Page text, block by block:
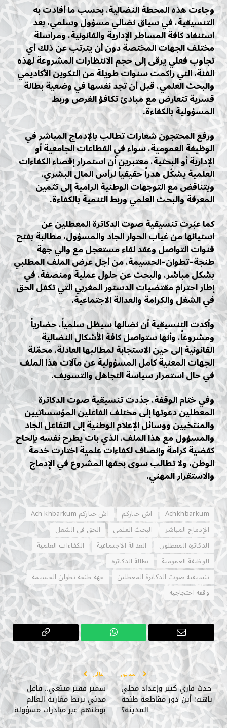
وجاءت هذه المحطة النضالية، بحسب ما أفادت به
التنسيقية، في سياق نضالي مسؤول وسلمي، بعد
استنفاد كافة المساطر الإدارية والقانونية، ومراسلة
مختلف الجهات المختصة دون أن يترتب عن ذلك أي
تجاوب فعلي يرقى إلى حجم الانتظارات المشروعة لهذه
الفئة، التي راكمت سنوات طويلة من التكوين الأكاديمي
والبحث العلمي، قبل أن تجد نفسها في وضعية بطالة
قسرية تتعارض مع مبادئ تكافؤ الفرص وربط
المسؤولية بالكفاءة.
ورفع المحتجون شعارات تطالب بالإدماج المباشر في
الوظيفة العمومية، سواء في القطاعات الجامعية أو
الإدارية أو البحثية، معتبرين أن استمرار إقصاء الكفاءات
العلمية يشكّل هدراً حقيقياً لرأس المال البشري،
ويتناقض مع التوجهات الوطنية الرامية إلى تثمين
المعرفة والبحث العلمي وربط التنمية بالكفاءة.
كما عبّرت تنسيقية صوت الدكاترة المعطلين عن
استيائها من غياب الحوار الجاد والمسؤول، مطالبة بفتح
قنوات التواصل وعقد لقاء مستعجل مع والي جهة
طنجة–تطوان–الحسيمة، من أجل عرض الملف المطلبي
بشكل مباشر، والبحث عن حلول عملية ومنصفة، في
إطار احترام مقتضيات الدستور المغربي التي تكفل الحق
في الشغل والكرامة والعدالة الاجتماعية.
وأكدت التنسيقية أن نضالها سيظل سلمياً، حضارياً
ومشروعاً، وأنها ستواصل كافة الأشكال النضالية
القانونية إلى حين الاستجابة لمطالبها العادلة، محمّلة
الجهات المعنية كامل المسؤولية عن مآلات هذا الملف
في حال استمرار سياسة التجاهل والتسويف.
وفي ختام الوقفة، جدّدت تنسيقية صوت الدكاترة
المعطلين دعوتها إلى مختلف الفاعلين المؤسساتيين
والمنتخبين ووسائل الإعلام الوطنية إلى التفاعل الجاد
والمسؤول مع هذا الملف، الذي بات يطرح نفسه بإلحاح
كقضية كرامة وإنصاف لكفاءات علمية اختارت خدمة
الوطن، ولا تطالب سوى بحقها المشروع في الإدماج
والاستقرار المهني.
Achkhbarkum اش خباركم
اش خباركم Ach khbarkum
الإدماج المباشر
البحث العلمي
الحق في الشغل
الدكاترة المعطلون
العدالة الاجتماعية
الكفاءات العلمية
الوظيفة العمومية
بطالة الدكاترة
تنسيقية صوت الدكاترة المعطلين
جهة طنجة تطوان الحسيمة
وقفة احتجاجية
البريد
الإلكتروني
واتساب
Copy
Link
السابق
حدث قاري كبير وإعداد محلي
باهت: أين دور مقاطعة طنجة
المدينة؟
التالي
سمير فقير مبتغي.. فاعل
مدني يربط مغاربة العالم
بوطنهم عبر مبادرات مسؤولة